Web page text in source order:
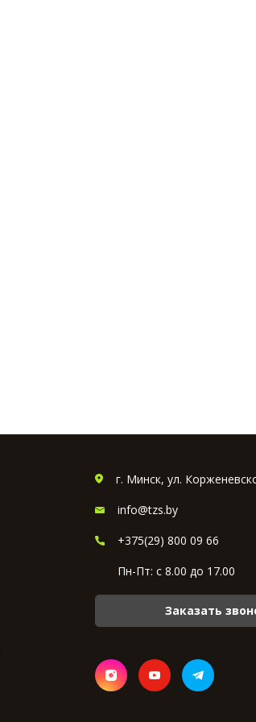
г. Минск, ул.
info@tzs.by
+375(29) 800 09 66
Пн-Пт: с 8.00 до 17.00
Заказать